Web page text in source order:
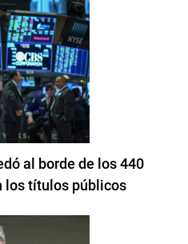
al borde de los 440
los títulos públicos